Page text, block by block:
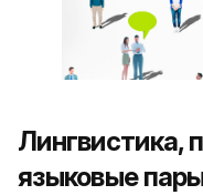
Лингвистика,
языковые